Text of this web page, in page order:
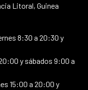
Litoral, Guinea
8:30 a 20:30 y
y sábados 9:00 a
15:00 a 20:00 y